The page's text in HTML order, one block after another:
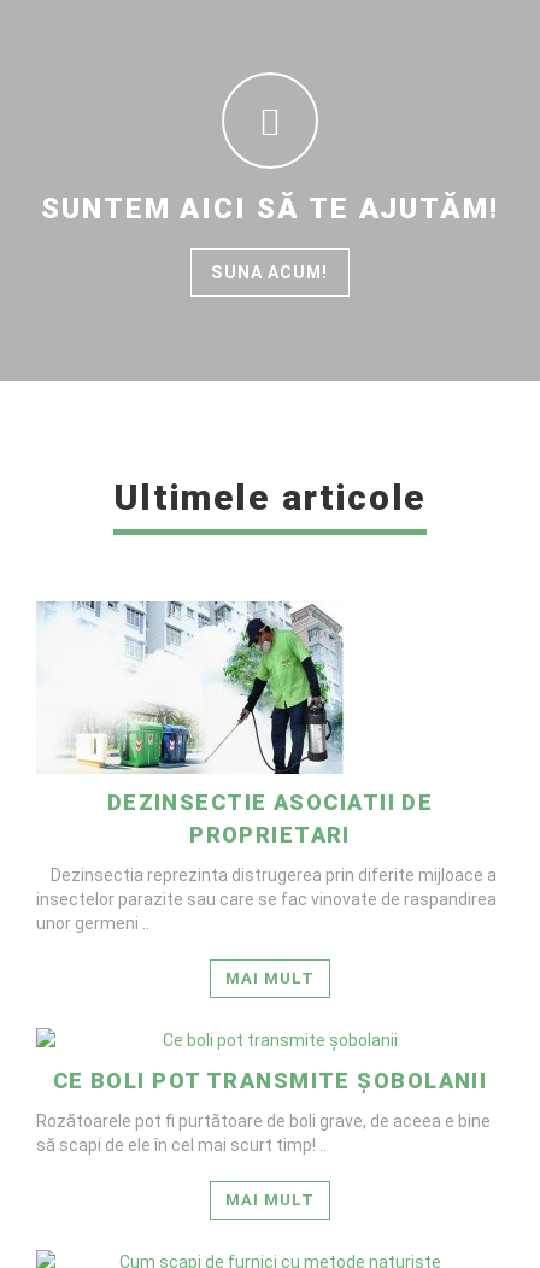
SUNTEM AICI SĂ TE AJUTĂM!
SUNA ACUM!
Ultimele articole
DEZINSECTIE ASOCIATII DE
PROPRIETARI
Dezinsectia reprezinta distrugerea prin diferite mijloace a
insectelor parazite sau care se fac vinovate de raspandirea
unor germeni ..
MAI MULT
CE BOLI POT TRANSMITE ȘOBOLANII
Rozătoarele pot fi purtătoare de boli grave, de aceea e bine
să scapi de ele în cel mai scurt timp! ..
MAI MULT